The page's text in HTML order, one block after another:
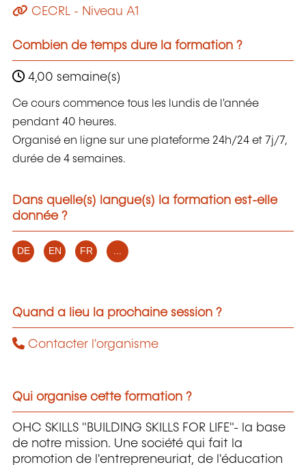
CECRL - Niveau A1
Combien de temps dure la formation ?
4,00 semaine(s)
Ce cours commence tous les lundis de l'année
pendant 40 heures.
Organisé en ligne sur une plateforme 24h/24 et 7j/7,
durée de 4 semaines.
Dans quelle(s) langue(s) la formation est-elle
donnée ?
DE EN FR
Quand a lieu la prochaine session ?
Contacter l'organisme
Qui organise cette formation ?
OHC SKILLS "BUILDING SKILLS FOR LIFE"- la base
de notre mission. Une société qui fait la
promotion de l'entrepreneuriat, de l'éducation